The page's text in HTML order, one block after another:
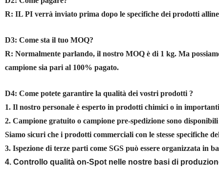
R: IL PI verrà inviato prima dopo le specifiche dei prodotti
D3: Come sta il tuo MOQ?
R: Normalmente parlando, il nostro MOQ è di 1 kg. Ma
campione sia pari al 100% pagato.
D4: Come potete garantire la qualità dei vostri prodotti ?
1. Il nostro personale è esperto in prodotti chimici o in
2. Campione gratuito o campione pre-spedizione sono
Siamo sicuri che i prodotti commerciali con le stesse specifiche
3. Ispezione di terze parti come SGS può essere organizzata in
4. Controllo qualità on-Spot nelle nostre basi di